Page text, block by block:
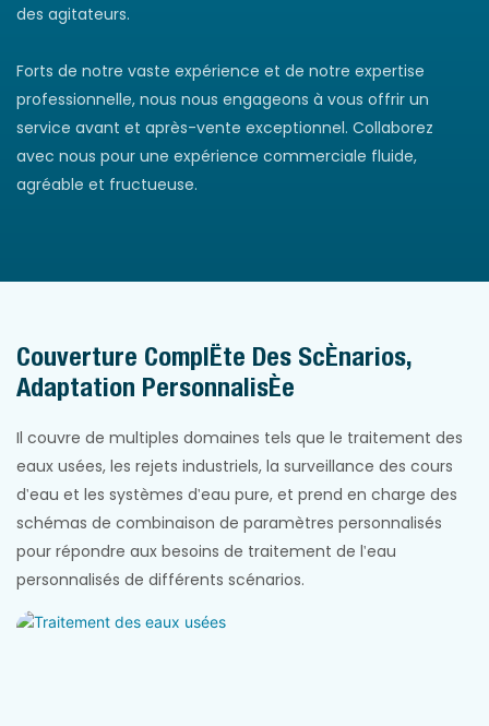
des agitateurs.
Forts de notre vaste expérience et de notre expertise
professionnelle, nous nous engageons à vous offrir un
service avant et après-vente exceptionnel. Collaborez
avec nous pour une expérience commerciale fluide,
agréable et fructueuse.
Couverture Complète Des Scénarios,
Adaptation Personnalisée
Il couvre de multiples domaines tels que le traitement des
eaux usées, les rejets industriels, la surveillance des cours
d'eau et les systèmes d'eau pure, et prend en charge des
schémas de combinaison de paramètres personnalisés
pour répondre aux besoins de traitement de l'eau
personnalisés de différents scénarios.